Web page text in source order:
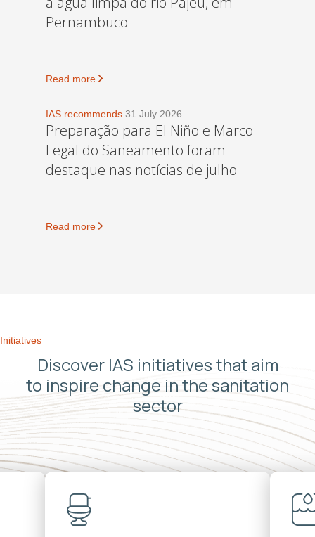
Pernambuco
Read more
IAS recommends 31 July 2026
Preparação para El Niño e Marco
Legal do Saneamento foram
destaque nas notícias de julho
Read more
Initiatives
Discover IAS initiatives that aim
to inspire change in the sanitation
sector